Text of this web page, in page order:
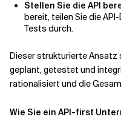
Stellen Sie die API
bereit, teilen Sie die
Tests durch.
Dieser strukturierte Ansatz
geplant, getestet und
rationalisiert und die
Wie Sie ein API-first